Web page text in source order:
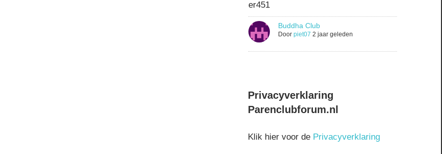
Buddha Club
Door piet07 2 jaar geleden
Privacyverklaring
Parenclubforum.nl
Klik hier voor de Privacyverklaring